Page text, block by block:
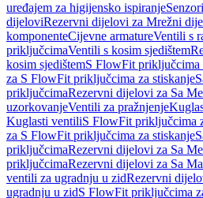
uređajem za higijensko ispiranjeSenzori
dijeloviRezervni dijelovi za Mrežni
komponenteCijevne armatureVentili s
priključcimaVentili s kosim sjedištem
kosim sjedištemS FlowFit priključcima
za S FlowFit priključcima za stiskanje
priključcimaRezervni dijelovi za Sa
uzorkovanjeVentili za pražnjenje
Kuglasti ventiliS FlowFit priključcima
za S FlowFit priključcima za stiskanje
priključcimaRezervni dijelovi za Sa
priključcimaRezervni dijelovi za Sa
ventili za ugradnju u zidRezervni
ugradnju u zidS FlowFit priključcima